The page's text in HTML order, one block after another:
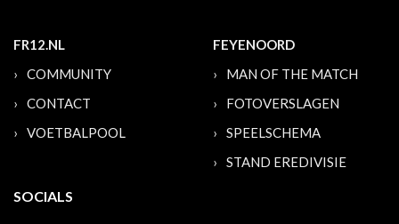
FR12.NL
COMMUNITY
CONTACT
VOETBALPOOL
FEYENOORD
MAN OF THE MATCH
FOTOVERSLAGEN
SPEELSCHEMA
STAND EREDIVISIE
SOCIALS